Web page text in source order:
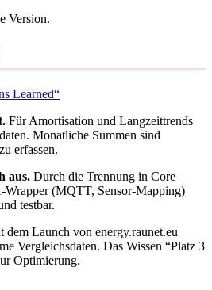
Version.
Learned“
Für Amortisation und Langzeittrends
Monatliche Summen sind
erfassen.
aus. Durch die Trennung in Core
(MQTT, Sensor-Mapping)
testbar.
dem Launch von energy.raunet.eu
Vergleichsdaten. Das Wissen “Platz 3
Optimierung.